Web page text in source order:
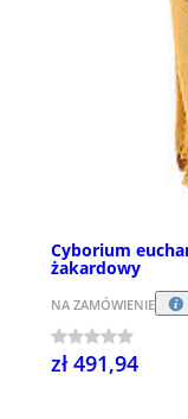
Cyborium
żakardowy
NA ZAMÓWIENIE
zł 491,94